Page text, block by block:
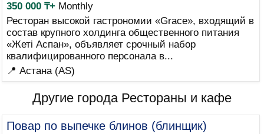
350 000 ₸+Monthly
Ресторан высокой гастрономии «Grace», входящий в
состав крупного холдинга общественного питания
«Жетi Аспан», объявляет срочный набор
квалифицированного персонала в...
📍 Астана (AS)
Другие города Рестораны и кафе
Повар по выпечке блинов (блинщик)